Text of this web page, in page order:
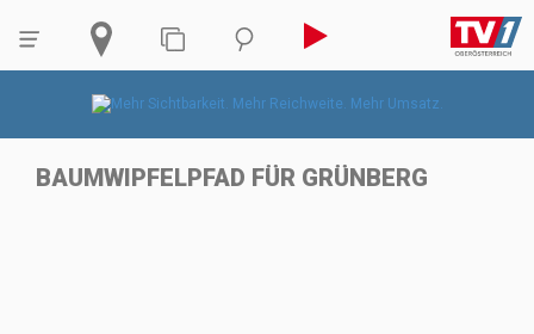
BAUMWIPFELPFAD FÜR GRÜNBERG